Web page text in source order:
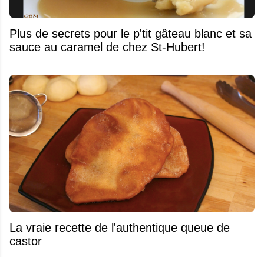
Plus de secrets pour le p'tit gâteau blanc et sa
sauce au caramel de chez St-Hubert!
La vraie recette de l'authentique queue de
castor